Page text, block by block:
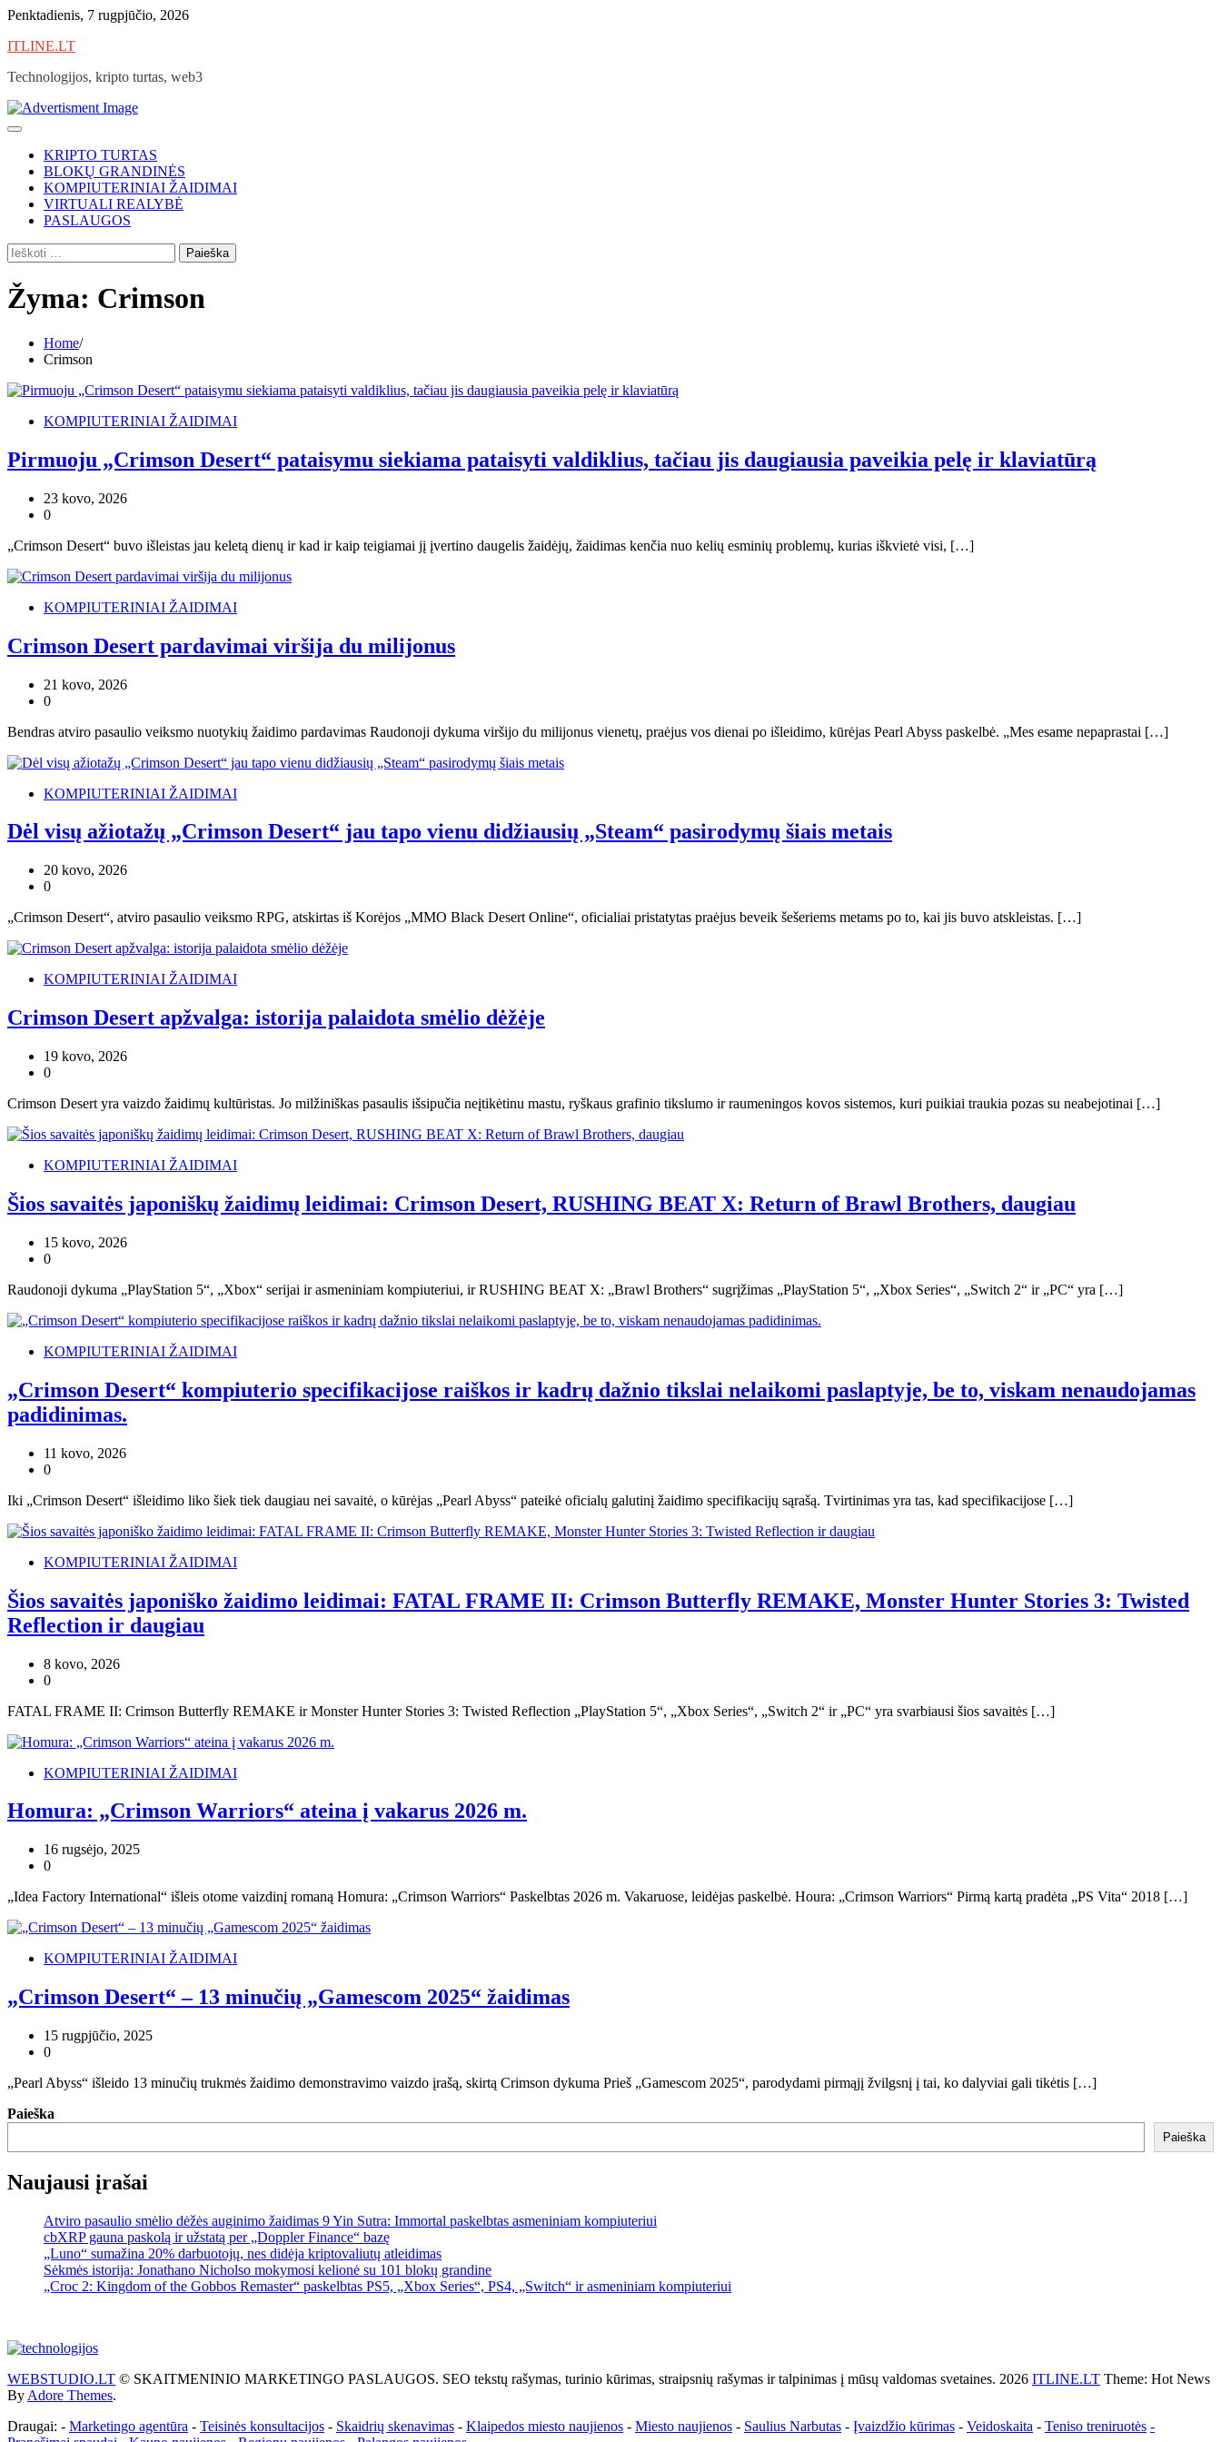
Skip
content
Penktadienis, 7 rugpjūčio, 2026
ITLINE.LT
Technologijos, kripto turtas, web3
KRIPTO TURTAS
BLOKŲ GRANDINĖS
KOMPIUTERINIAI ŽAIDIMAI
VIRTUALI REALYBĖ
PASLAUGOS
Ieškoti:
Žyma: Crimson
Home
Crimson
KOMPIUTERINIAI ŽAIDIMAI
Pirmuoju „Crimson Desert“ pataisymu siekiama pataisyti valdiklius, tačiau jis daugiausia paveikia pelę ir klaviatūrą
23 kovo, 2026
0
„Crimson Desert“ buvo išleistas jau keletą dienų ir kad ir kaip teigiamai jį įvertino daugelis žaidėjų, žaidimas kenčia nuo kelių esminių problemų, kurias iškvietė visi, […]
KOMPIUTERINIAI ŽAIDIMAI
Crimson Desert pardavimai viršija du milijonus
21 kovo, 2026
0
Bendras atviro pasaulio veiksmo nuotykių žaidimo pardavimas Raudonoji dykuma viršijo du milijonus vienetų, praėjus vos dienai po išleidimo, kūrėjas Pearl Abyss paskelbė. „Mes esame nepaprastai […]
KOMPIUTERINIAI ŽAIDIMAI
Dėl visų ažiotažų „Crimson Desert“ jau tapo vienu didžiausių „Steam“ pasirodymų šiais metais
20 kovo, 2026
0
„Crimson Desert“, atviro pasaulio veiksmo RPG, atskirtas iš Korėjos „MMO Black Desert Online“, oficialiai pristatytas praėjus beveik šešeriems metams po to, kai jis buvo atskleistas. […]
KOMPIUTERINIAI ŽAIDIMAI
Crimson Desert apžvalga: istorija palaidota smėlio dėžėje
19 kovo, 2026
0
Crimson Desert yra vaizdo žaidimų kultūristas. Jo milžiniškas pasaulis išsipučia neįtikėtinu mastu, ryškaus grafinio tikslumo ir raumeningos kovos sistemos, kuri puikiai traukia pozas su neabejotinai […]
KOMPIUTERINIAI ŽAIDIMAI
Šios savaitės japoniškų žaidimų leidimai: Crimson Desert, RUSHING BEAT X: Return of Brawl Brothers, daugiau
15 kovo, 2026
0
Raudonoji dykuma „PlayStation 5“, „Xbox“ serijai ir asmeniniam kompiuteriui, ir RUSHING BEAT X: „Brawl Brothers“ sugrįžimas „PlayStation 5“, „Xbox Series“, „Switch 2“ ir „PC“ yra […]
KOMPIUTERINIAI ŽAIDIMAI
„Crimson Desert“ kompiuterio specifikacijose raiškos ir kadrų dažnio tikslai nelaikomi paslaptyje, be to, viskam nenaudojamas
padidinimas.
11 kovo, 2026
0
Iki „Crimson Desert“ išleidimo liko šiek tiek daugiau nei savaitė, o kūrėjas „Pearl Abyss“ pateikė oficialų galutinį žaidimo specifikacijų sąrašą. Tvirtinimas yra tas, kad specifikacijose […]
KOMPIUTERINIAI ŽAIDIMAI
Šios savaitės japoniško žaidimo leidimai: FATAL FRAME II: Crimson Butterfly REMAKE, Monster Hunter Stories 3: Twisted
Reflection ir daugiau
8 kovo, 2026
0
FATAL FRAME II: Crimson Butterfly REMAKE ir Monster Hunter Stories 3: Twisted Reflection „PlayStation 5“, „Xbox Series“, „Switch 2“ ir „PC“ yra svarbiausi šios savaitės […]
KOMPIUTERINIAI ŽAIDIMAI
Homura: „Crimson Warriors“ ateina į vakarus 2026 m.
16 rugsėjo, 2025
0
„Idea Factory International“ išleis otome vaizdinį romaną Homura: „Crimson Warriors“ Paskelbtas 2026 m. Vakaruose, leidėjas paskelbė. Houra: „Crimson Warriors“ Pirmą kartą pradėta „PS Vita“ 2018 […]
KOMPIUTERINIAI ŽAIDIMAI
„Crimson Desert“ – 13 minučių „Gamescom 2025“ žaidimas
15 rugpjūčio, 2025
0
„Pearl Abyss“ išleido 13 minučių trukmės žaidimo demonstravimo vaizdo įrašą, skirtą Crimson dykuma Prieš „Gamescom 2025“, parodydami pirmąjį žvilgsnį į tai, ko dalyviai gali tikėtis […]
Paieška
Paieška
Naujausi įrašai
Atviro pasaulio smėlio dėžės auginimo žaidimas 9 Yin Sutra: Immortal paskelbtas asmeniniam kompiuteriui
cbXRP gauna paskolą ir užstatą per „Doppler Finance“ bazę
„Luno“ sumažina 20% darbuotojų, nes didėja kriptovaliutų atleidimas
Sėkmės istorija: Jonathano Nicholso mokymosi kelionė su 101 blokų grandine
„Croc 2: Kingdom of the Gobbos Remaster“ paskelbtas PS5, „Xbox Series“, PS4, „Switch“ ir asmeniniam kompiuteriui
WEBSTUDIO.LT © SKAITMENINIO MARKETINGO PASLAUGOS. SEO tekstų rašymas, turinio kūrimas, straipsnių rašymas ir talpinimas į mūsų valdomas svetaines. 2026 ITLINE.LT Theme: Hot News
By Adore Themes.
Draugai: - Marketingo agentūra - Teisinės konsultacijos - Skaidrių skenavimas - Klaipedos miesto naujienos - Miesto naujienos - Saulius Narbutas - Įvaizdžio kūrimas - Veidoskaita - Teniso treniruotės -